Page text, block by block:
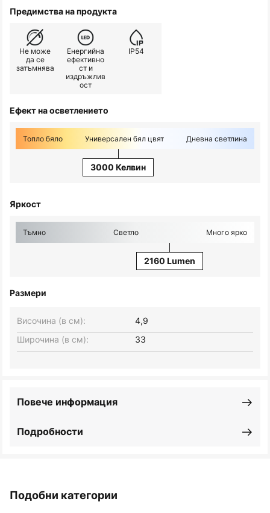
Предимства на продукта
Не може
да се
затъмнява
Енергийна
ефективно
ст и
издръжлив
ост
IP54
Ефект на осветлението
Топло бяло Универсален бял цвят Дневна светлина
3000 Келвин
Яркост
Тъмно Светло Много ярко
2160 Lumen
Размери
Широчина (в см): 33
Височина (в см): 4,9
Подробности
Повече информация
Подобни категории